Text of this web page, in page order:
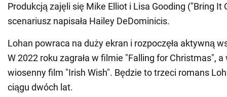
Produkcją zajęli się Mike Elliot i Lisa Gooding ("Bring It
scenariusz napisała Hailey DeDominicis.
Lohan powraca na duży ekran i rozpoczęła aktywną
W 2022 roku zagrała w filmie "Falling for Christmas", a
wiosenny film "Irish Wish". Będzie to trzeci romans
ciągu dwóch lat.